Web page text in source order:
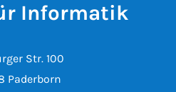
Informatik
Str. 100
Paderborn